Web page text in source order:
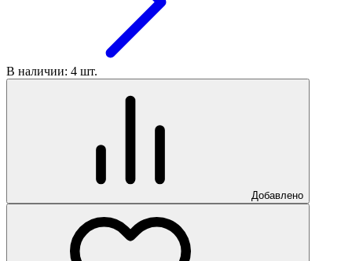
В наличии: 4 шт.
Добавлено